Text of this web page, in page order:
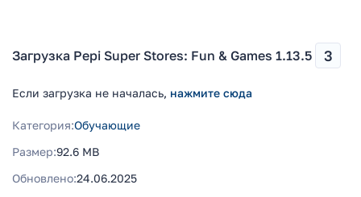
Загрузка Pepi Super Stores: Fun & Games 1.13.5 3
Если загрузка не началась, нажмите сюда
Категория:Обучающие
Размер:92.6 MB
Обновлено:24.06.2025